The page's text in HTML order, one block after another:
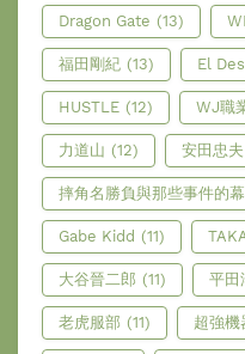
Dragon Gate (13)
福田剛紀 (13) El
HUSTLE (12) WJ職
力道山 (12) 安田忠夫
摔角名勝負與那些事件的
Gabe Kidd (11)
大谷晉二郎 (11) 平田
老虎服部 (11) 超強機